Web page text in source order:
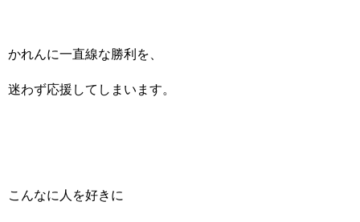
かれんに一直線な勝利を、
迷わず応援してしまいます。
こんなに人を好きに